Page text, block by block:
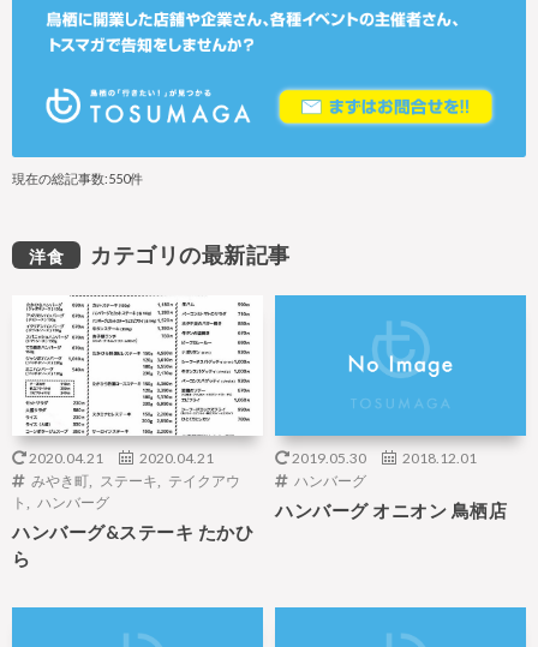
現在の総記事数:550件
洋食 カテゴリの最新記事
2020.04.21 2020.04.21
みやき町 ステーキ
テイクアウ
ト
ハンバーグ
ハンバーグ&ステーキ たかひ
ら
2019.05.30 2018.12.01
ハンバーグ
ハンバーグ オニオン 鳥栖店